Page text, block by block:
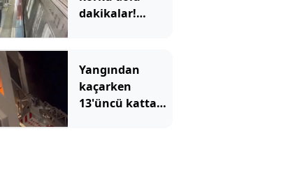
dakikalar!
düştüğü anlar
ortaya çıktı
Yangından
kaçarken
13'üncü kattan